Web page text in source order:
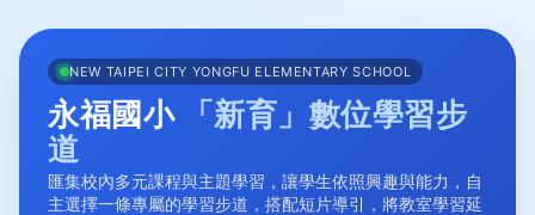
NEW TAIPEI CITY YONGFU ELEMENTARY SCHOOL
永福國小
「新育」數位學習步
道
匯集校內多元課程與主題學習，讓學生依照興趣與能力，自
主選擇一條專屬的學習步道，搭配短片導引，將教室學習延